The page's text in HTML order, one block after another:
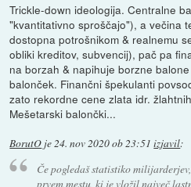
Trickle-down ideologija. Centralne
"kvantitativno sproščajo"), a večina
dostopna potrošnikom & realnemu
obliki kreditov, subvencij), pač pa
na borzah & napihuje borzne
balonček. Finančni špekulanti
zato rekordne cene zlata idr.
Mešetarski balončki...
BorutO je 24. nov 2020 ob 23:51 izjavil:
Če pogledaš statistiko
prvem mestu, ki je vložil največ